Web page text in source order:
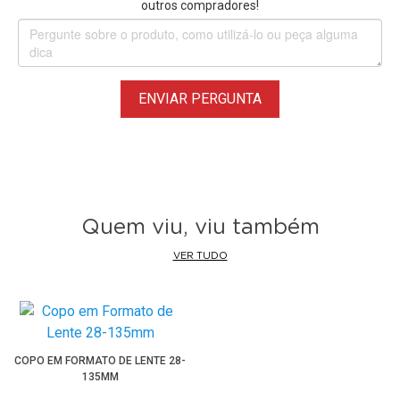
Tamanho 200ml = aproximadamente 60g, capacidade para
3 Scoops (cada)
outros compradores!
ENVIAR PERGUNTA
Quem viu, viu também
VER TUDO
COPO EM FORMATO DE LENTE 28-
135MM